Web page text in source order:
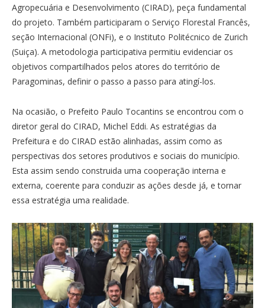
Agropecuária e Desenvolvimento (CIRAD), peça fundamental
do projeto. Também participaram o Serviço Florestal Francês,
seção Internacional (ONFi), e o Instituto Politécnico de Zurich
(Suiça). A metodologia participativa permitiu evidenciar os
objetivos compartilhados pelos atores do território de
Paragominas, definir o passo a passo para atingí-los.
Na ocasião, o Prefeito Paulo Tocantins se encontrou com o
diretor geral do CIRAD, Michel Eddi. As estratégias da
Prefeitura e do CIRAD estão alinhadas, assim como as
perspectivas dos setores produtivos e sociais do município.
Esta assim sendo construida uma cooperação interna e
externa, coerente para conduzir as ações desde já, e tornar
essa estratégia uma realidade.